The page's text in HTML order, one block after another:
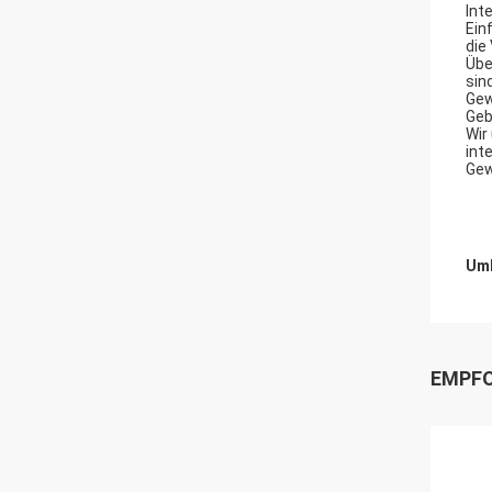
die
sind.